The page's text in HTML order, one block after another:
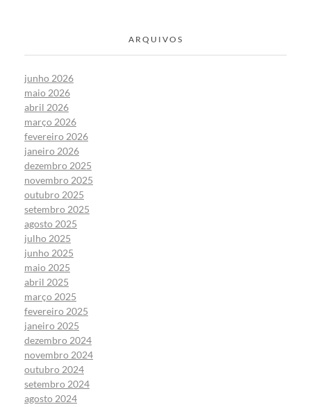
ARQUIVOS
junho 2026
maio 2026
abril 2026
março 2026
fevereiro 2026
janeiro 2026
dezembro 2025
novembro 2025
outubro 2025
setembro 2025
agosto 2025
julho 2025
junho 2025
maio 2025
abril 2025
março 2025
fevereiro 2025
janeiro 2025
dezembro 2024
novembro 2024
outubro 2024
setembro 2024
agosto 2024